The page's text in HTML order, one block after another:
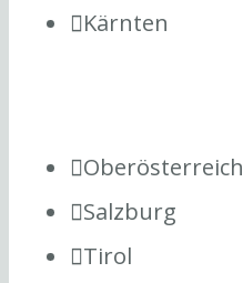
Kärnten
Oberösterreich
Salzburg
Tirol